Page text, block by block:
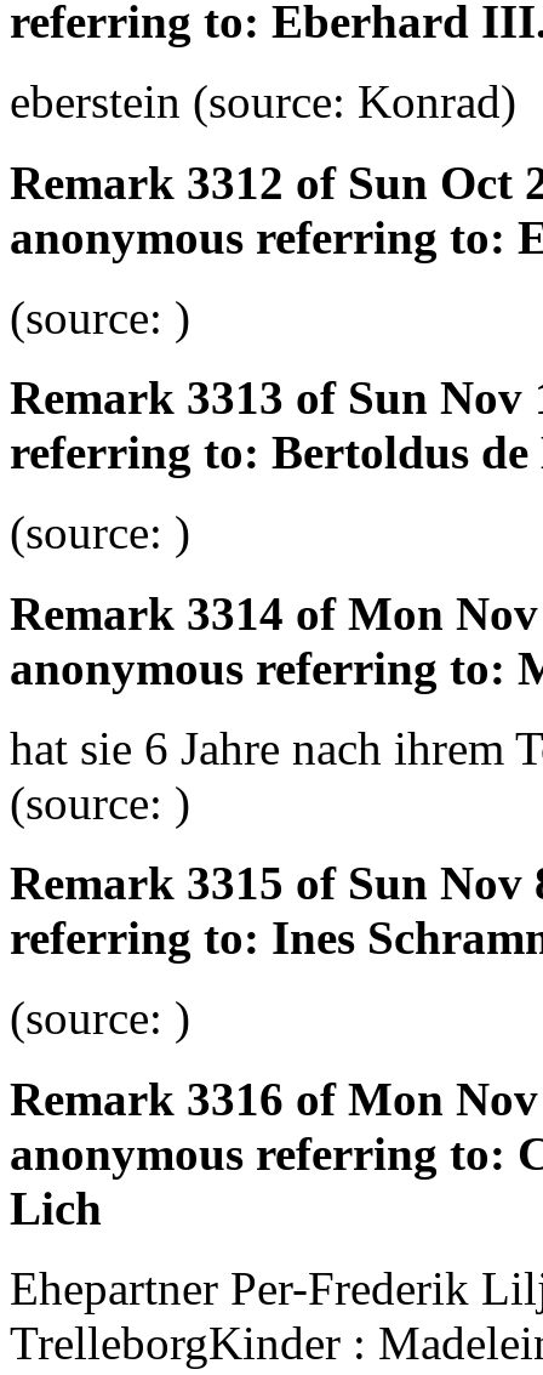
referring to: Eberhard
eberstein (source: Konrad)
Remark 3312 of Sun Oct
anonymous referring to:
(source: )
Remark 3313 of Sun Nov
referring to: Bertoldus de
(source: )
Remark 3314 of Mon
anonymous referring to:
hat sie 6 Jahre nach ihrem
(source: )
Remark 3315 of Sun Nov
referring to: Ines
(source: )
Remark 3316 of Mon
anonymous referring to:
Lich
Ehepartner Per-Frederik
TrelleborgKinder :